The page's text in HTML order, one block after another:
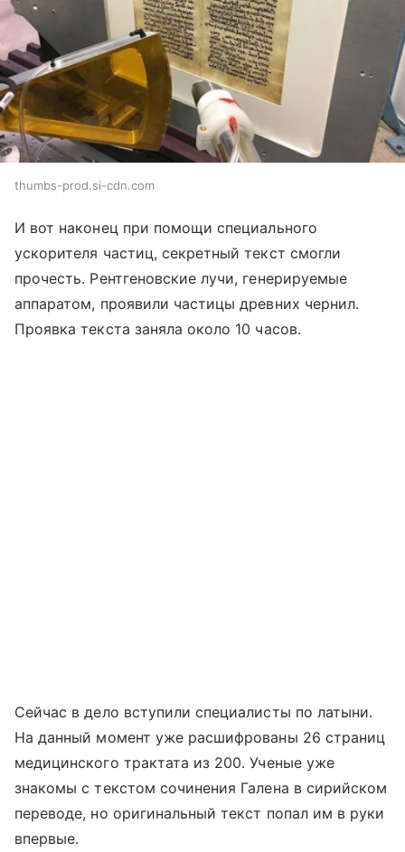
thumbs-prod.si-cdn.com
И вот наконец при помощи специального
ускорителя частиц, секретный текст смогли
прочесть. Рентгеновские лучи, генерируемые
аппаратом, проявили частицы древних чернил.
Проявка текста заняла около 10 часов.
Сейчас в дело вступили специалисты по латыни.
На данный момент уже расшифрованы 26 страниц
медицинского трактата из 200. Ученые уже
знакомы с текстом сочинения Галена в сирийском
переводе, но оригинальный текст попал им в руки
впервые.